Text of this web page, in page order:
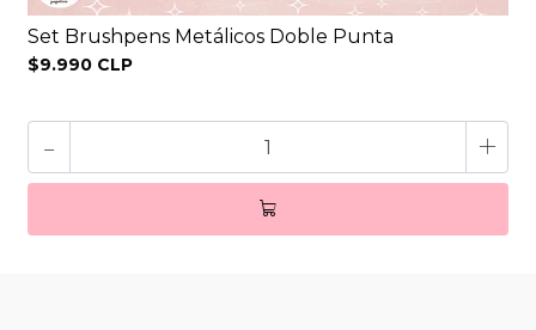
Set Brushpens Metálicos Doble Punta
$9.990 CLP
- +